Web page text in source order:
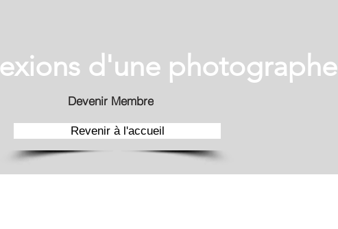
d'une photographe
Devenir Membre
Revenir à l'accueil